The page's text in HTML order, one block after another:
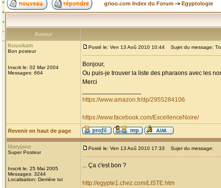
grioo.com Index du Forum -> Egyptologie
Auteur
Kouokam
Bon posteur
Inscrit le: 02 Mar 2004
Messages: 664
Posté le: Ven 13 Aoû 2010 10:44 Sujet du message:
Bonjour,
Ou puis-je trouver la liste des pharaons avec les
Merci
https://www.amazon.fr/dp/2955284106
https://www.facebook.com/ExcellenceNoire/
Revenir en haut de page
Maryjane
Super Posteur
Inscrit le: 25 Mai 2005
Messages: 3244
Localisation: Derrière toi
Posté le: Ven 13 Aoû 2010 17:33 Sujet du message:
... Ça c'est bon ?
http://egypte1.chez.com/LISTE.htm